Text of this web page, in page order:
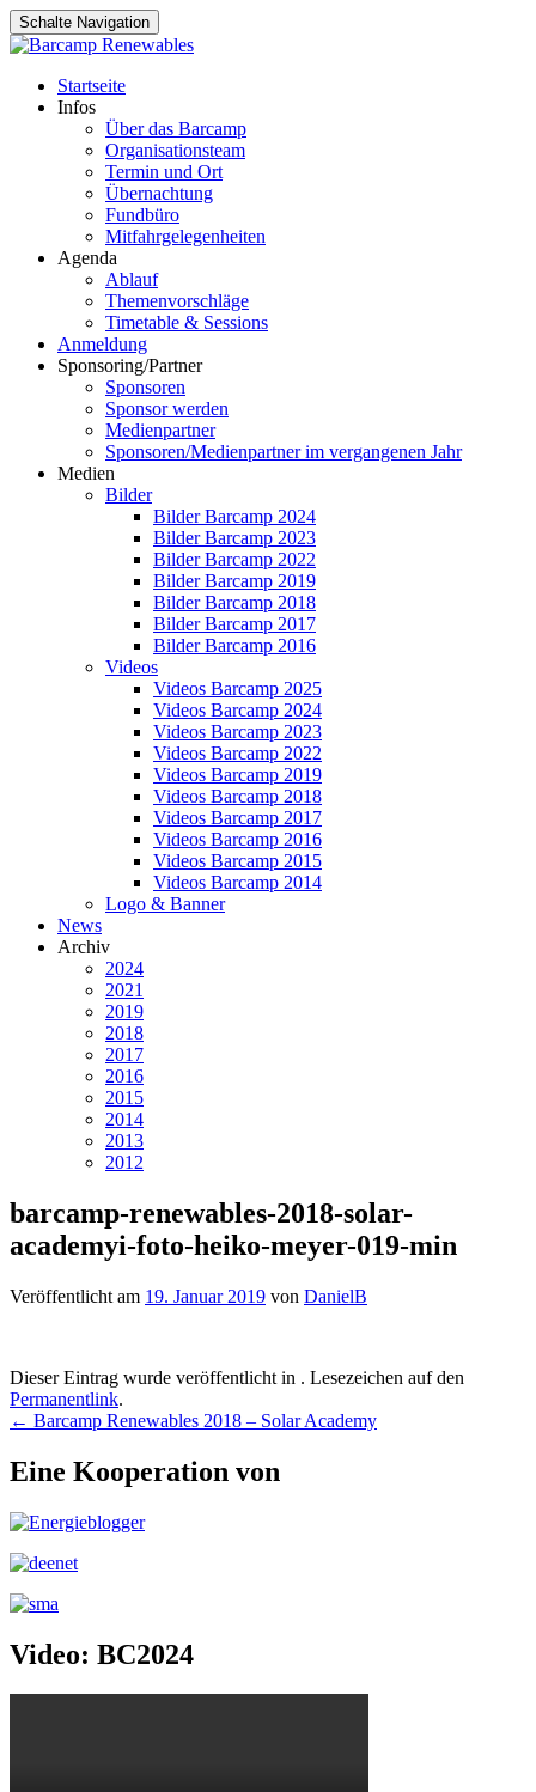
Schalte Navigation
Zum
Inhalt
Startseite
Infos
Über das Barcamp
Organisationsteam
Termin und Ort
Übernachtung
Fundbüro
Mitfahrgelegenheiten
Agenda
Ablauf
Themenvorschläge
Timetable & Sessions
Anmeldung
Sponsoring/Partner
Sponsoren
Sponsor werden
Medienpartner
Sponsoren/Medienpartner im vergangenen Jahr
Medien
Bilder
Bilder Barcamp 2024
Bilder Barcamp 2023
Bilder Barcamp 2022
Bilder Barcamp 2019
Bilder Barcamp 2018
Bilder Barcamp 2017
Bilder Barcamp 2016
Videos
Videos Barcamp 2025
Videos Barcamp 2024
Videos Barcamp 2023
Videos Barcamp 2022
Videos Barcamp 2019
Videos Barcamp 2018
Videos Barcamp 2017
Videos Barcamp 2016
Videos Barcamp 2015
Videos Barcamp 2014
Logo & Banner
News
Archiv
2024
2021
2019
2018
2017
2016
2015
2014
2013
2012
barcamp-renewables-2018-solar-
academyi-foto-heiko-meyer-019-min
Veröffentlicht am 19. Januar 2019 von DanielB
Dieser Eintrag wurde veröffentlicht in . Lesezeichen auf den
Permanentlink.
Beitragsnavigation
← Barcamp Renewables 2018 – Solar Academy
Eine Kooperation von
Video: BC2024